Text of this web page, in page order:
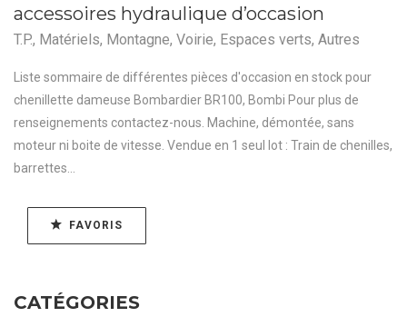
accessoires hydraulique d’occasion
T.P., Matériels, Montagne, Voirie, Espaces verts, Autres
Liste sommaire de différentes pièces d'occasion en stock pour
chenillette dameuse Bombardier BR100, Bombi Pour plus de
renseignements contactez-nous. Machine, démontée, sans
moteur ni boite de vitesse. Vendue en 1 seul lot : Train de chenilles,
barrettes...
FAVORIS
CATÉGORIES